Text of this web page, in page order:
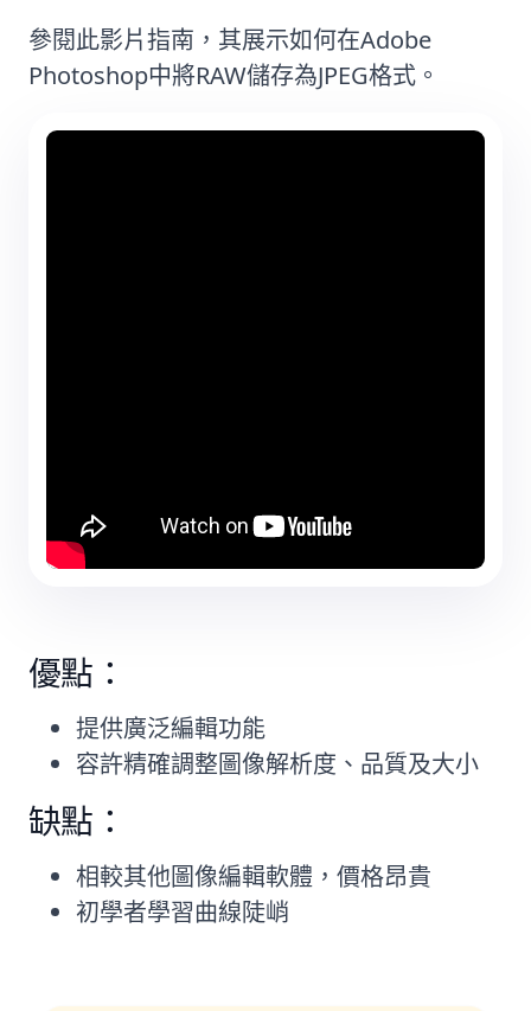
參閱此影片指南，其展示如何在Adobe
Photoshop中將RAW儲存為JPEG格式。
優點：
提供廣泛編輯功能
容許精確調整圖像解析度、品質及大小
缺點：
相較其他圖像編輯軟體，價格昂貴
初學者學習曲線陡峭